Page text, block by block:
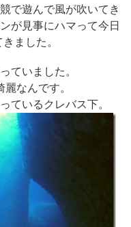
で遊んで風が吹いてき
が見事にハマって今日
ました。
ていました。
なんです。
ているクレバス下。